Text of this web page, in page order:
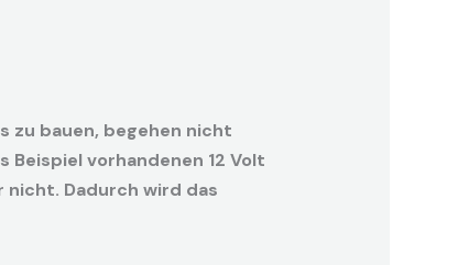
zu bauen, begehen nicht
vorhandenen 12 Volt
nicht. Dadurch wird das